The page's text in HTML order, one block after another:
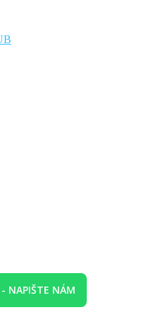
NAPIŠTE NÁM